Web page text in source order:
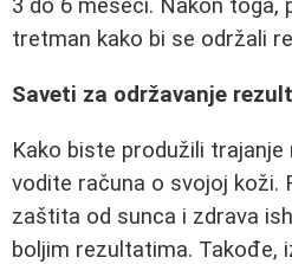
3 do 6 meseci. Nakon toga,
tretman kako bi se održali
Saveti za održavanje
Kako biste produžili
vodite računa o svojoj koži.
zaštita od sunca i zdrava
boljim rezultatima. Takođe,